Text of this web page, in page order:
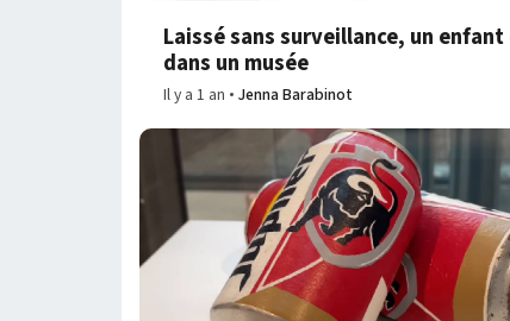
Laissé sans surveillance, un
dans un musée
Il y a 1 an Jenna Barabinot